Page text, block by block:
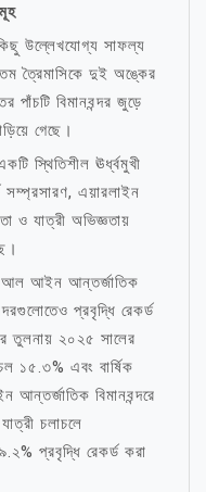
উল্লেখযোগ্য সাফল্য
ত্রৈমাসিকে দুই অঙ্কের
পাঁচটি বিমানবন্দর জুড়ে
গেছে।
স্থিতিশীল ঊর্ধ্বমুখী
সম্প্রসারণ, এয়ারলাইন
ও যাত্রী অভিজ্ঞতায়
আল আইন আন্তর্জাতিক
প্রবৃদ্ধি রেকর্ড
তুলনায় ২০২৫ সালের
১৫.৩% এবং বার্ষিক
বিমানবন্দরে
চলাচলে
প্রবৃদ্ধি রেকর্ড করা